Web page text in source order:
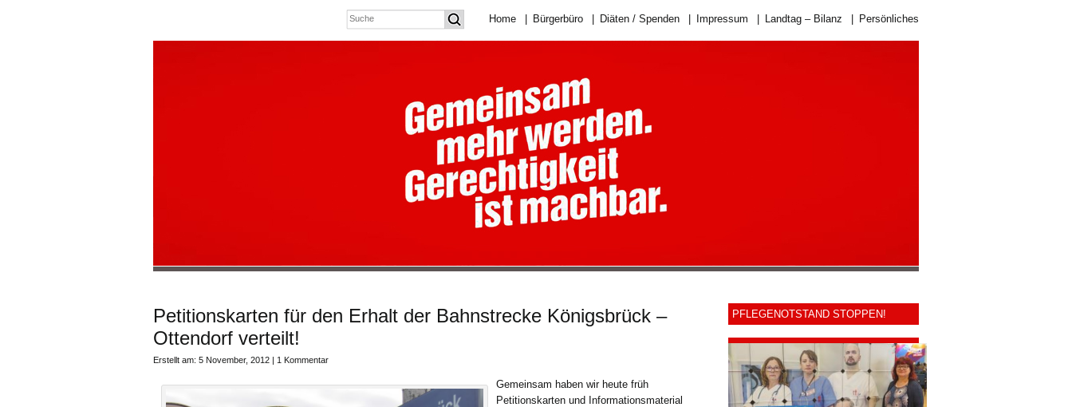
Home Bürgerbüro Diäten / Spenden Impressum Landtag – Bilanz Persönliches
Petitionskarten für den Erhalt der Bahnstrecke Königsbrück –
Ottendorf verteilt!
Erstellt am: 5 November, 2012 | 1 Kommentar
Gemeinsam haben wir heute früh
Petitionskarten und Informationsmaterial
PFLEGENOTSTAND STOPPEN!